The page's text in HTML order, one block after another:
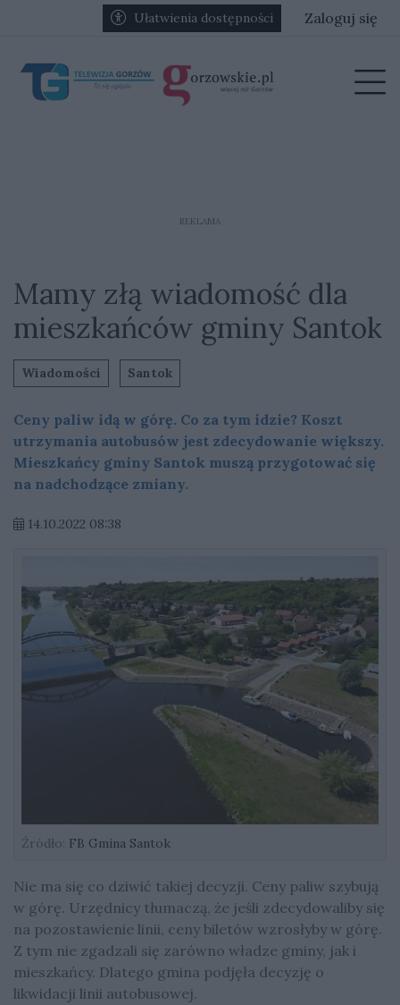
Przejdź do głównych treści
Przejdź do głównego menuUłatwienia dostępności Zaloguj się
REKLAMA
Mamy złą wiadomość dla
mieszkańców gminy Santok
Wiadomości Santok
Ceny paliw idą w górę. Co za tym idzie? Koszt
utrzymania autobusów jest zdecydowanie większy.
Mieszkańcy gminy Santok muszą przygotować się
na nadchodzące zmiany.
14.10.2022 08:38
Źródło: FB Gmina Santok
Nie ma się co dziwić takiej decyzji. Ceny paliw szybują
w górę. Urzędnicy tłumaczą, że jeśli zdecydowaliby się
na pozostawienie linii, ceny biletów wzrosłyby w górę.
Z tym nie zgadzali się zarówno władze gminy, jak i
mieszkańcy. Dlatego gmina podjęła decyzję o
likwidacji linii autobusowej.